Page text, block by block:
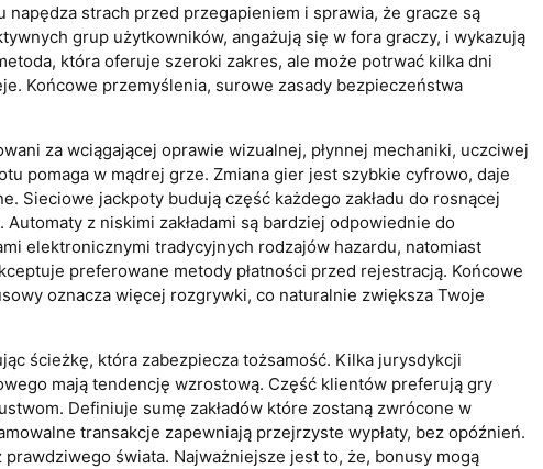
strach przed przegapieniem i sprawia, że gracze są
grup użytkowników, angażują się w fora graczy, i wykazują
która oferuje szeroki zakres, ale może potrwać kilka dni
Końcowe przemyślenia, surowe zasady bezpieczeństwa
za wciągającej oprawie wizualnej, płynnej mechaniki, uczciwej
pomaga w mądrej grze. Zmiana gier jest szybkie cyfrowo, daje
Sieciowe jackpoty budują część każdego zakładu do rosnącej
z niskimi zakładami są bardziej odpowiednie do
elektronicznymi tradycyjnych rodzajów hazardu, natomiast
preferowane metody płatności przed rejestracją. Końcowe
oznacza więcej rozgrywki, co naturalnie zwiększa Twoje
ścieżkę, która zabezpiecza tożsamość. Kilka jurysdykcji
mają tendencję wzrostową. Część klientów preferują gry
Definiuje sumę zakładów które zostaną zwrócone w
transakcje zapewniają przejrzyste wypłaty, bez opóźnień.
świata. Najważniejsze jest to, że, bonusy mogą